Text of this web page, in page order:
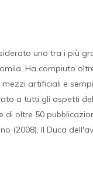
uno tra i più
Ha compiuto
artificiali e
a tutti gli aspetti
di oltre 50
(2008), Il Duca